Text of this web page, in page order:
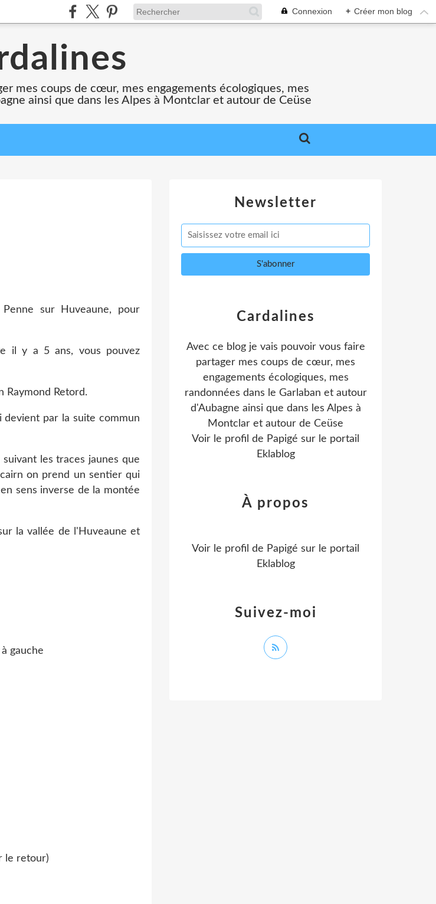
Connexion + Créer mon blog
mes coups de cœur, mes engagements écologiques, mes
ainsi que dans les Alpes à Montclar et autour de Ceüse
sur Huveaune, pour
il y a 5 ans, vous pouvez
Raymond Retord.
par la suite commun
les traces jaunes que
on prend un sentier qui
sens inverse de la montée
la vallée de l'Huveaune et
gauche
le retour)
Newsletter
Cardalines
Avec ce blog je vais pouvoir vous faire
partager mes coups de cœur, mes
engagements écologiques, mes
randonnées dans le Garlaban et autour
d'Aubagne ainsi que dans les Alpes à
Montclar et autour de Ceüse
Voir le profil de Papigé sur le portail
Eklablog
Suivez-moi
À propos
Voir le profil de Papigé sur le portail
Eklablog